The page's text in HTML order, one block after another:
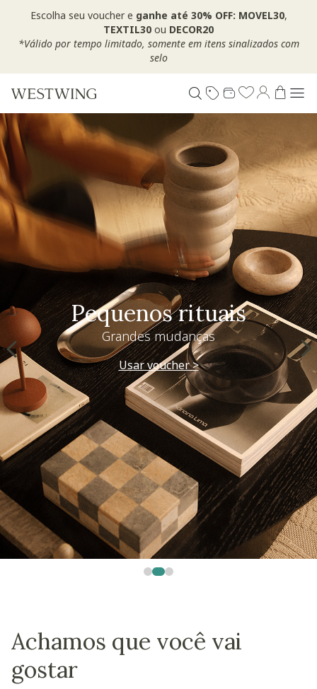
Escolha seu voucher e ganhe até 30% OFF: MOVEL30,
TEXTIL30 ou DECOR20
*Válido por tempo limitado, somente em itens sinalizados com
selo
Pequenos rituais
Grandes mudanças
Usar voucher >
Achamos que você vai
gostar